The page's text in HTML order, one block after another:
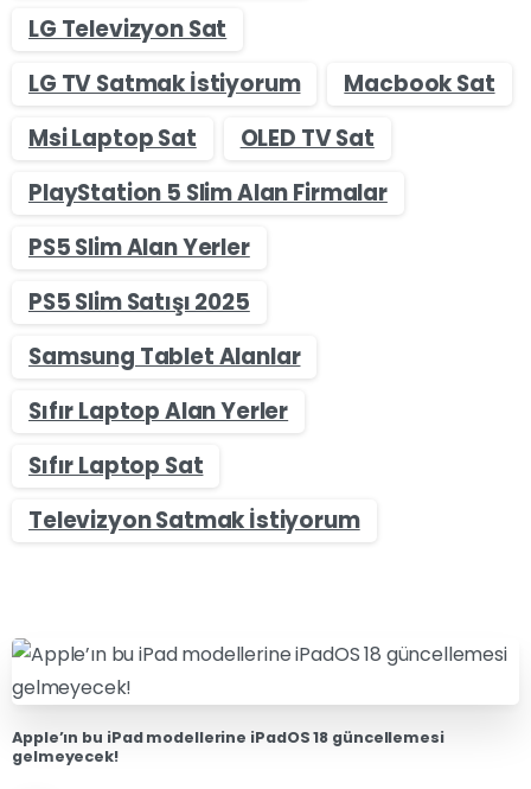
LG Televizyon Sat
LG TV Satmak İstiyorum
Macbook Sat
Msi Laptop Sat
OLED TV Sat
PlayStation 5 Slim Alan Firmalar
PS5 Slim Alan Yerler
PS5 Slim Satışı 2025
Samsung Tablet Alanlar
Sıfır Laptop Alan Yerler
Sıfır Laptop Sat
Televizyon Satmak İstiyorum
Apple’ın bu iPad modellerine iPadOS 18 güncellemesi
gelmeyecek!